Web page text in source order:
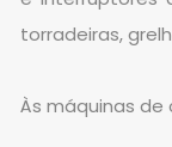
torradeiras,
Às máquinas